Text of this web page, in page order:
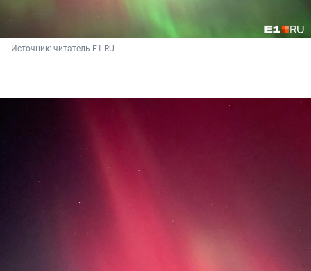
Источник: читатель E1.RU